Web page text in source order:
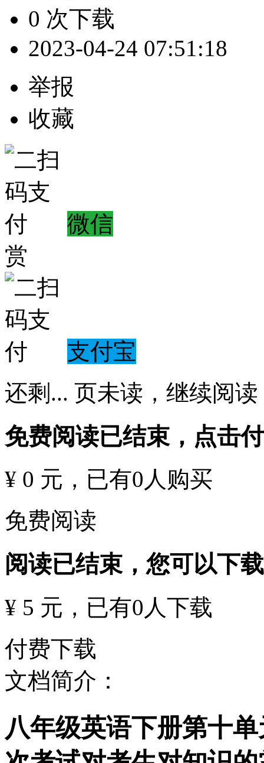
0 次下载
2023-04-24 07:51:18
举报
收藏
微信
赏
支付宝
还剩 ... 页未读， 继续阅读
免费阅读已结束，点击
¥ 0 元 ，已有0 人购买
免费阅读
阅读已结束，您可以下
¥ 5 元 ，已有0 人下载
付费下载
文档简介：
八年级英语下册第十